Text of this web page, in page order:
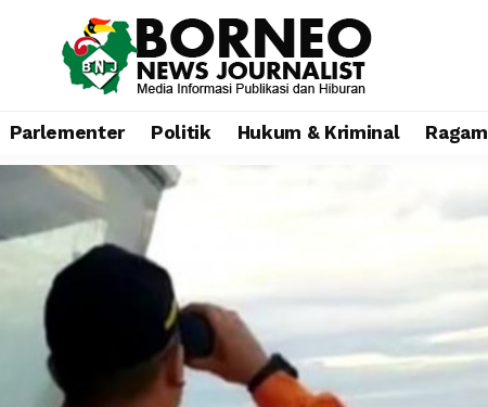
Parlementer Politik Hukum & Kriminal Ragam